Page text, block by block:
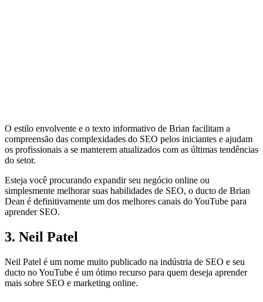
O estilo envolvente e o texto informativo de Brian facilitam a
compreensão das complexidades do SEO pelos iniciantes e ajudam
os profissionais a se manterem atualizados com as últimas tendências
do setor.
Esteja você procurando expandir seu negócio online ou
simplesmente melhorar suas habilidades de SEO, o ducto de Brian
Dean é definitivamente um dos melhores canais do YouTube para
aprender SEO.
3. Neil Patel
Neil Patel é um nome muito publicado na indústria de SEO e seu
ducto no YouTube é um ótimo recurso para quem deseja aprender
mais sobre SEO e marketing online.